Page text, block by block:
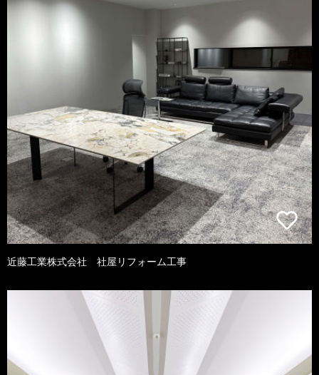
近藤工業株式会社 社屋リフォーム工事